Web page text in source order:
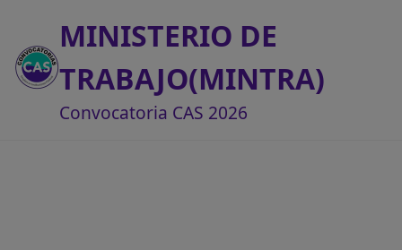
MINISTERIO DE
TRABAJO(MINTRA)
Convocatoria CAS 2026